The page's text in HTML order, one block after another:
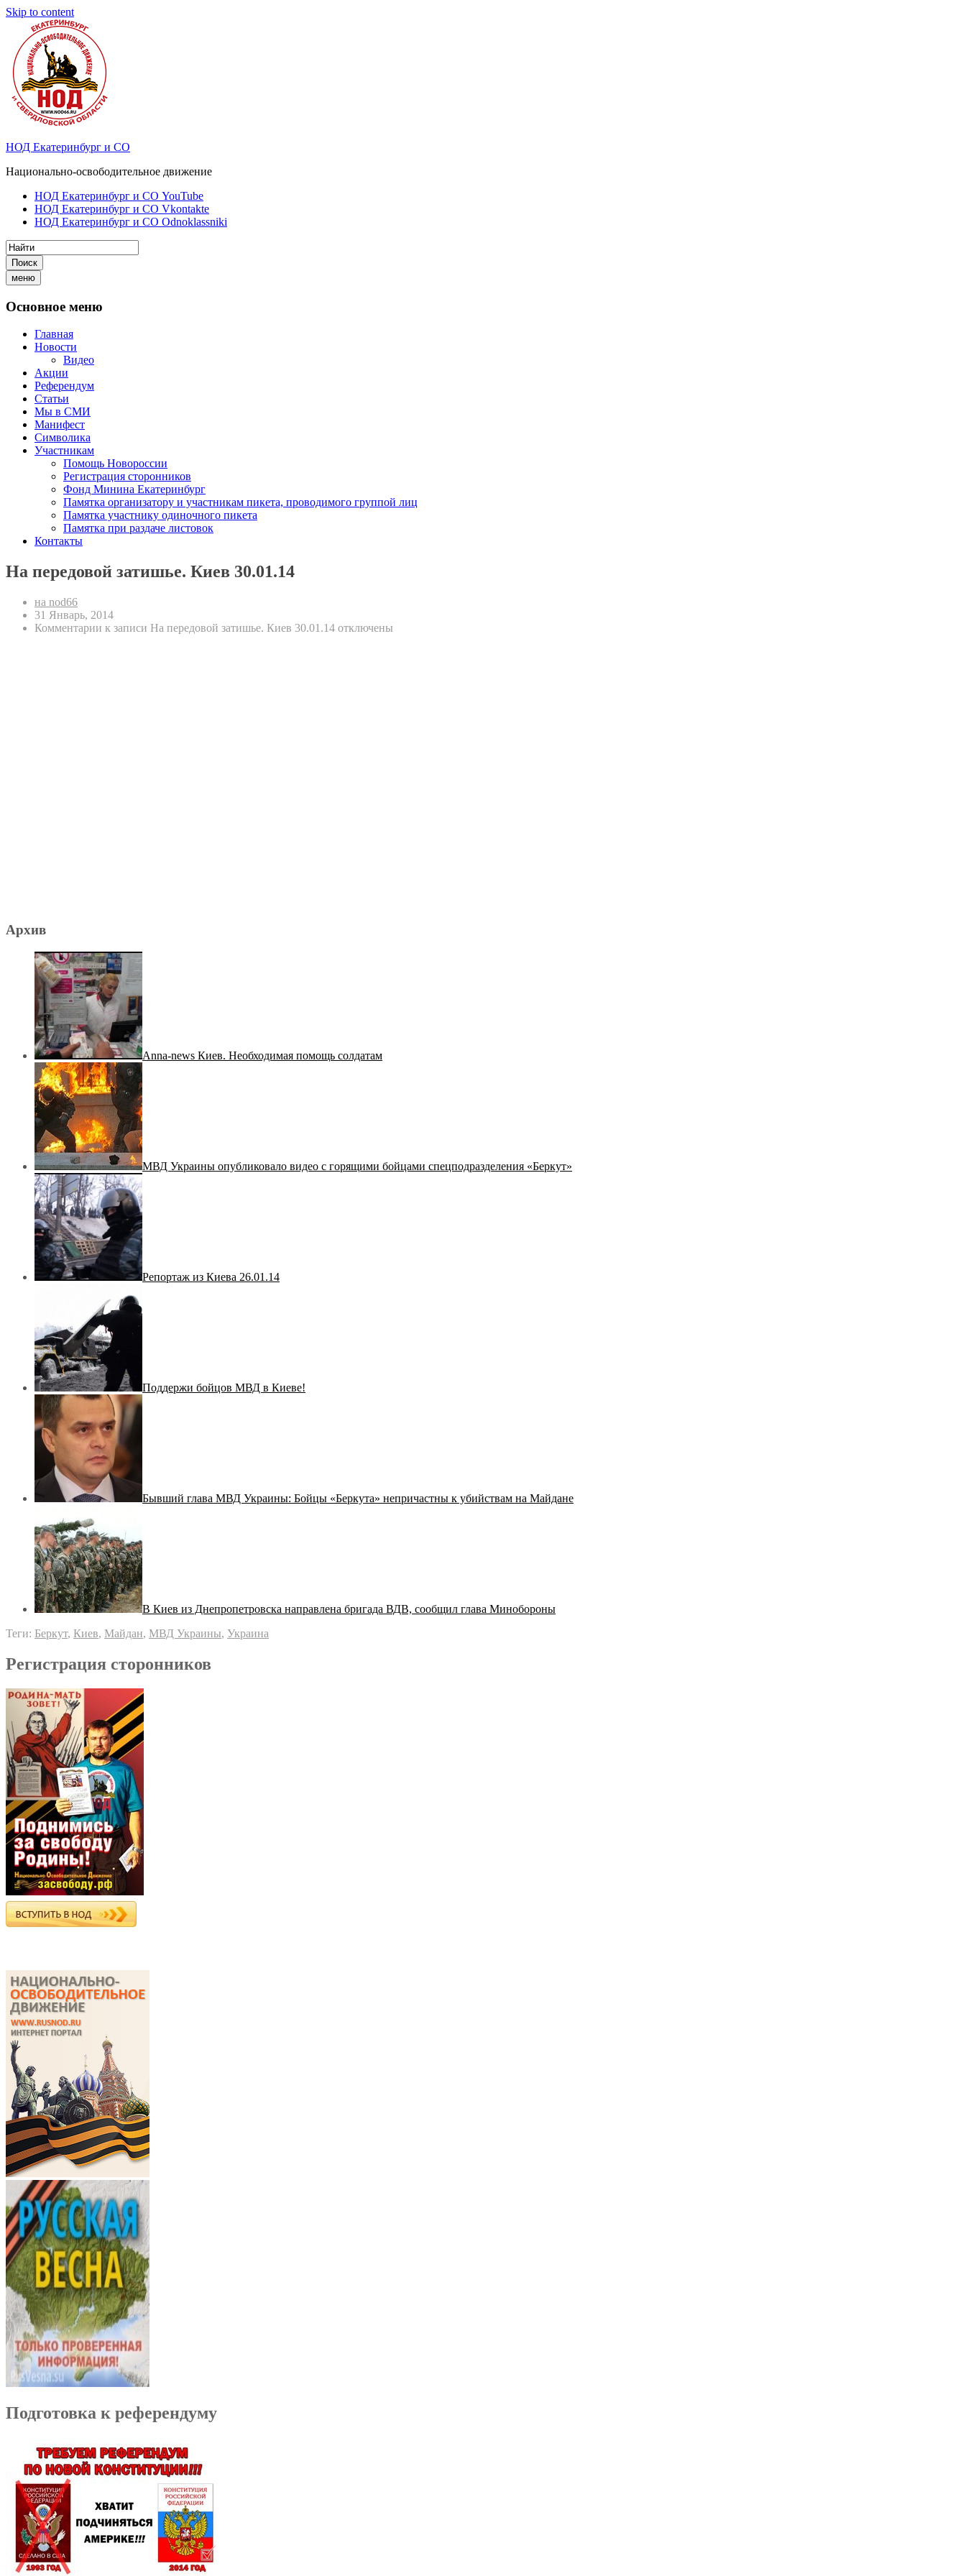
Skip to content
НОД Екатеринбург и СО
Национально-освободительное движение
НОД Екатеринбург и СО YouTube
НОД Екатеринбург и СО Vkontakte
НОД Екатеринбург и СО Odnoklassniki
Поиск
меню
Основное меню
Главная
Новости
Видео
Акции
Референдум
Статьи
Мы в СМИ
Манифест
Символика
Участникам
Помощь Новороссии
Регистрация сторонников
Фонд Минина Екатеринбург
Памятка организатору и участникам пикета, проводимого группой лиц
Памятка участнику одиночного пикета
Памятка при раздаче листовок
Контакты
На передовой затишье. Киев 30.01.14
на nod66
31 Январь, 2014
Комментарии к записи На передовой затишье. Киев 30.01.14 отключены
Архив
Anna-news Киев. Необходимая помощь солдатам
МВД Украины опубликовало видео с горящими бойцами спецподразделения «Беркут»
Репортаж из Киева 26.01.14
Поддержи бойцов МВД в Киеве!
Бывший глава МВД Украины: Бойцы «Беркута» непричастны к убийствам на Майдане
В Киев из Днепропетровска направлена бригада ВДВ, сообщил глава Минобороны
Теги: Беркут, Киев, Майдан, МВД Украины, Украина
Регистрация сторонников
Подготовка к референдуму